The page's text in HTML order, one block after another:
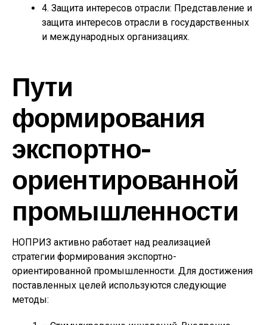
4. Защита интересов отрасли: Представление и
защита интересов отрасли в государственных
и международных организациях.
Пути
формирования
экспортно-
ориентированной
промышленности
НОПРИЗ активно работает над реализацией
стратегии формирования экспортно-
ориентированной промышленности. Для достижения
поставленных целей используются следующие
методы: